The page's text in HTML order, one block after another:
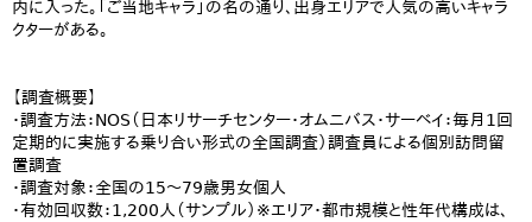
内に入った。「ご当地キャラ」の名の通り、出身エリアで人気の高いキャラ
クターがある。
【調査概要】
・調査方法：NOS（日本リサーチセンター・オムニバス・サーベイ：毎月1回
定期的に実施する乗り合い形式の全国調査）調査員による個別訪問留
置調査
・調査対象：全国の15〜79歳男女個人
・有効回収数：1,200人（サンプル）※エリア・都市規模と性年代構成は、